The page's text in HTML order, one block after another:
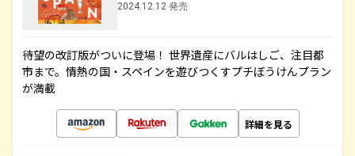
2024.12.12 発売
待望の改訂版がついに登場！ 世界遺産にバルはしご、注目都
市まで。情熱の国・スペインを遊びつくすプチぼうけんプラン
が満載
詳細を見る